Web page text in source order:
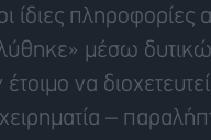
ίδιες
μέσω
έτοιμο να
–